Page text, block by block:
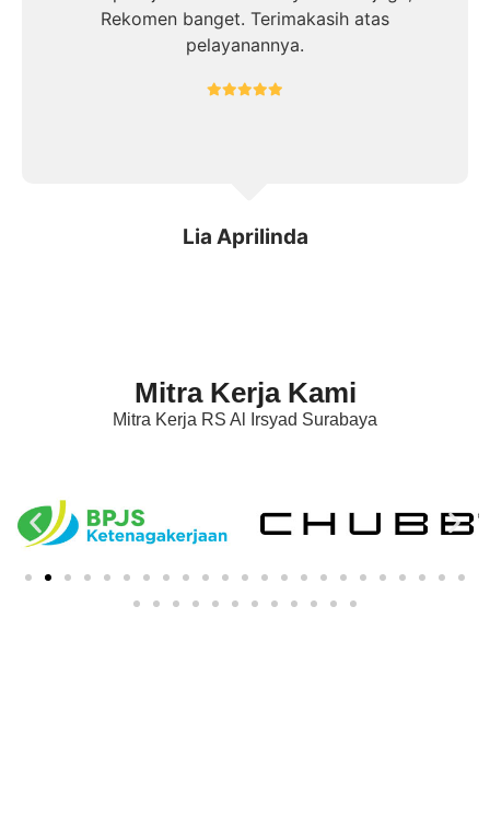
Rekomen banget. Terimakasih atas
pelayanannya.
Lia Aprilinda
Mitra Kerja Kami
Mitra Kerja RS Al Irsyad Surabaya